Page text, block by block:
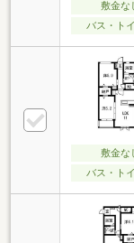
敷金な
バス・ト
敷金な
バス・ト